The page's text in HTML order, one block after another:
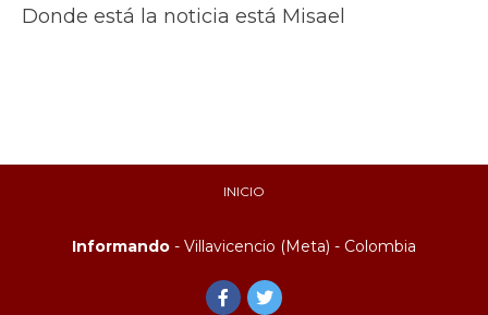
Donde está la noticia está Misael
INICIO
Informando - Villavicencio (Meta) - Colombia